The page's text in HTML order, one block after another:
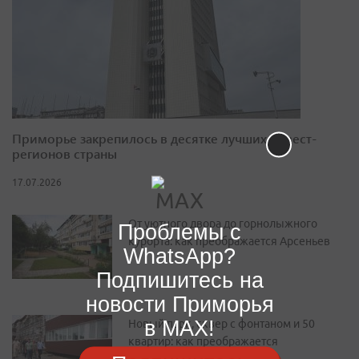
Приморье закрепилось в десятке лучших инвест-
регионов страны
17.07.2026
От уютного двора до горнолыжного
курорта: как преображается Арсеньев
Новый парк, сквер с фонтаном и 50
квартир: как преображается
Проблемы с
WhatsApp?
Подпишитесь на
новости Приморья
в MAX!